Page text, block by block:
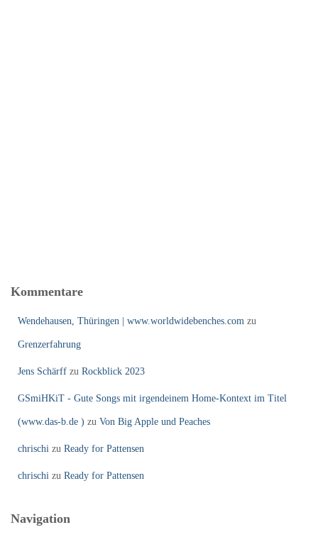
Kommentare
Wendehausen, Thüringen | www.worldwidebenches.com zu
Grenzerfahrung
Jens Schärff zu Rockblick 2023
GSmiHKiT - Gute Songs mit irgendeinem Home-Kontext im Titel
(www.das-b.de ) zu Von Big Apple und Peaches
chrischi zu Ready for Pattensen
chrischi zu Ready for Pattensen
Navigation